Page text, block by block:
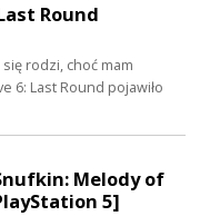
Round
rodzi, choć mam
6: Last Round pojawiło
Melody of
5]